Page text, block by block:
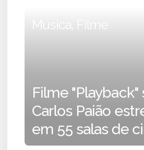
Música, Filme
Filme "Playback"
Carlos Paião
em 55 salas de